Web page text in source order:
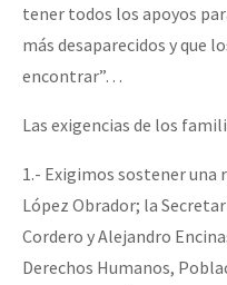
Otras secciones
Semillero Guerra contra
Libros para descargar
Medios Libres
Eventos
tener todos los apoyos
más desaparecidos y que
encontrar”…
Las exigencias de los
1.- Exigimos sostener una
López Obrador; la
Cordero y Alejandro
Derechos Humanos,